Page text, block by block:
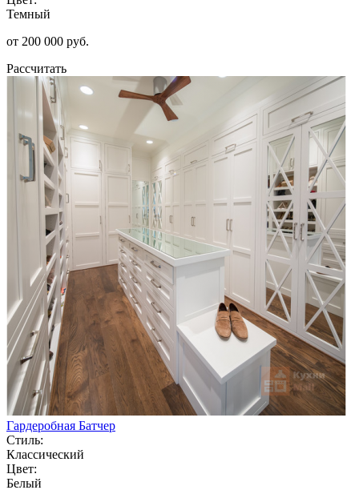
Темный
от 200 000 руб.
Рассчитать
Гардеробная Батчер
Стиль:
Классический
Цвет:
Белый